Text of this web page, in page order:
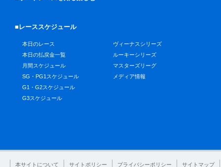
■レーススケジュール
本日のレース
本日の払戻金一覧
月間スケジュール
SG・PG1スケジュール
G1・G2スケジュール
G3スケジュール
ヴィーナスシリーズ
ルーキーシリーズ
マスターズリーグ
メディア情報
本サイトについて サイトポリシー プライバシーポリシー サイトマップ